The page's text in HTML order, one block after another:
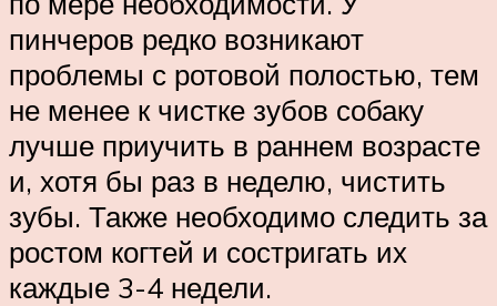
пинчеров редко возникают
проблемы с ротовой полостью, тем
не менее к чистке зубов собаку
лучше приучить в раннем возрасте
и, хотя бы раз в неделю, чистить
зубы. Также необходимо следить за
ростом когтей и состригать их
каждые 3-4 недели.